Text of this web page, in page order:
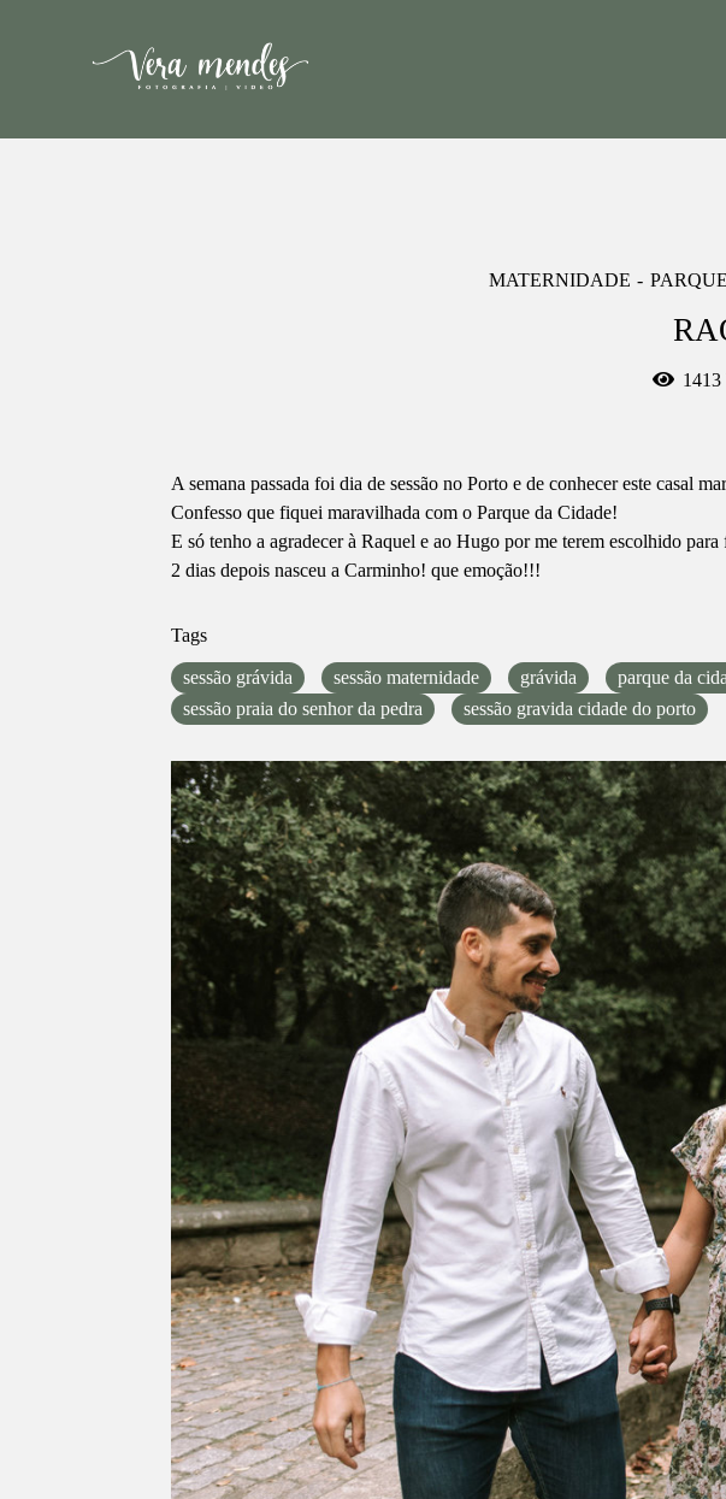
MATERNIDADE
1413
A semana passada foi dia de sessão no Porto e de conhecer este casal
Confesso que fiquei maravilhada com o Parque da Cidade!
E só tenho a agradecer à Raquel e ao Hugo por me terem escolhido
2 dias depois nasceu a Carminho! que emoção!!!
Tags
sessão grávida sessão maternidade grávida parque da
sessão praia do senhor da pedra
sessão gravida cidade do porto